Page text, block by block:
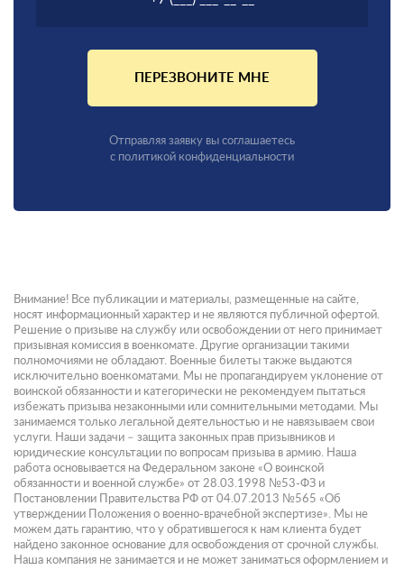
ПЕРЕЗВОНИТЕ МНЕ
Отправляя заявку вы соглашаетесь
с политикой конфиденциальности
Внимание! Все публикации и материалы, размещенные на сайте,
носят информационный характер и не являются публичной офертой.
Решение о призыве на службу или освобождении от него принимает
призывная комиссия в военкомате. Другие организации такими
полномочиями не обладают. Военные билеты также выдаются
исключительно военкоматами. Мы не пропагандируем уклонение от
воинской обязанности и категорически не рекомендуем пытаться
избежать призыва незаконными или сомнительными методами. Мы
занимаемся только легальной деятельностью и не навязываем свои
услуги. Наши задачи – защита законных прав призывников и
юридические консультации по вопросам призыва в армию. Наша
работа основывается на Федеральном законе «О воинской
обязанности и военной службе» от 28.03.1998 №53-ФЗ и
Постановлении Правительства РФ от 04.07.2013 №565 «Об
утверждении Положения о военно-врачебной экспертизе». Мы не
можем дать гарантию, что у обратившегося к нам клиента будет
найдено законное основание для освобождения от срочной службы.
Наша компания не занимается и не может заниматься оформлением и